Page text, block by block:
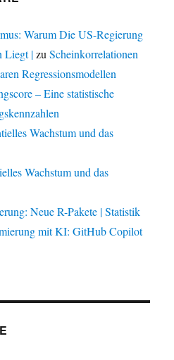
Warum Die US-Regierung
Liegt |zuScheinkorrelationen
Regressionsmodellen
– Eine statistische
Wachstum und das
Wachstum und das
Neue R-Pakete | Statistik
mit KI: GitHub Copilot